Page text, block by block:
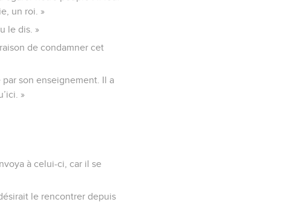
un roi. »
le dis. »
de condamner cet
son enseignement. Il a
»
à celui-ci, car il se
le rencontrer depuis